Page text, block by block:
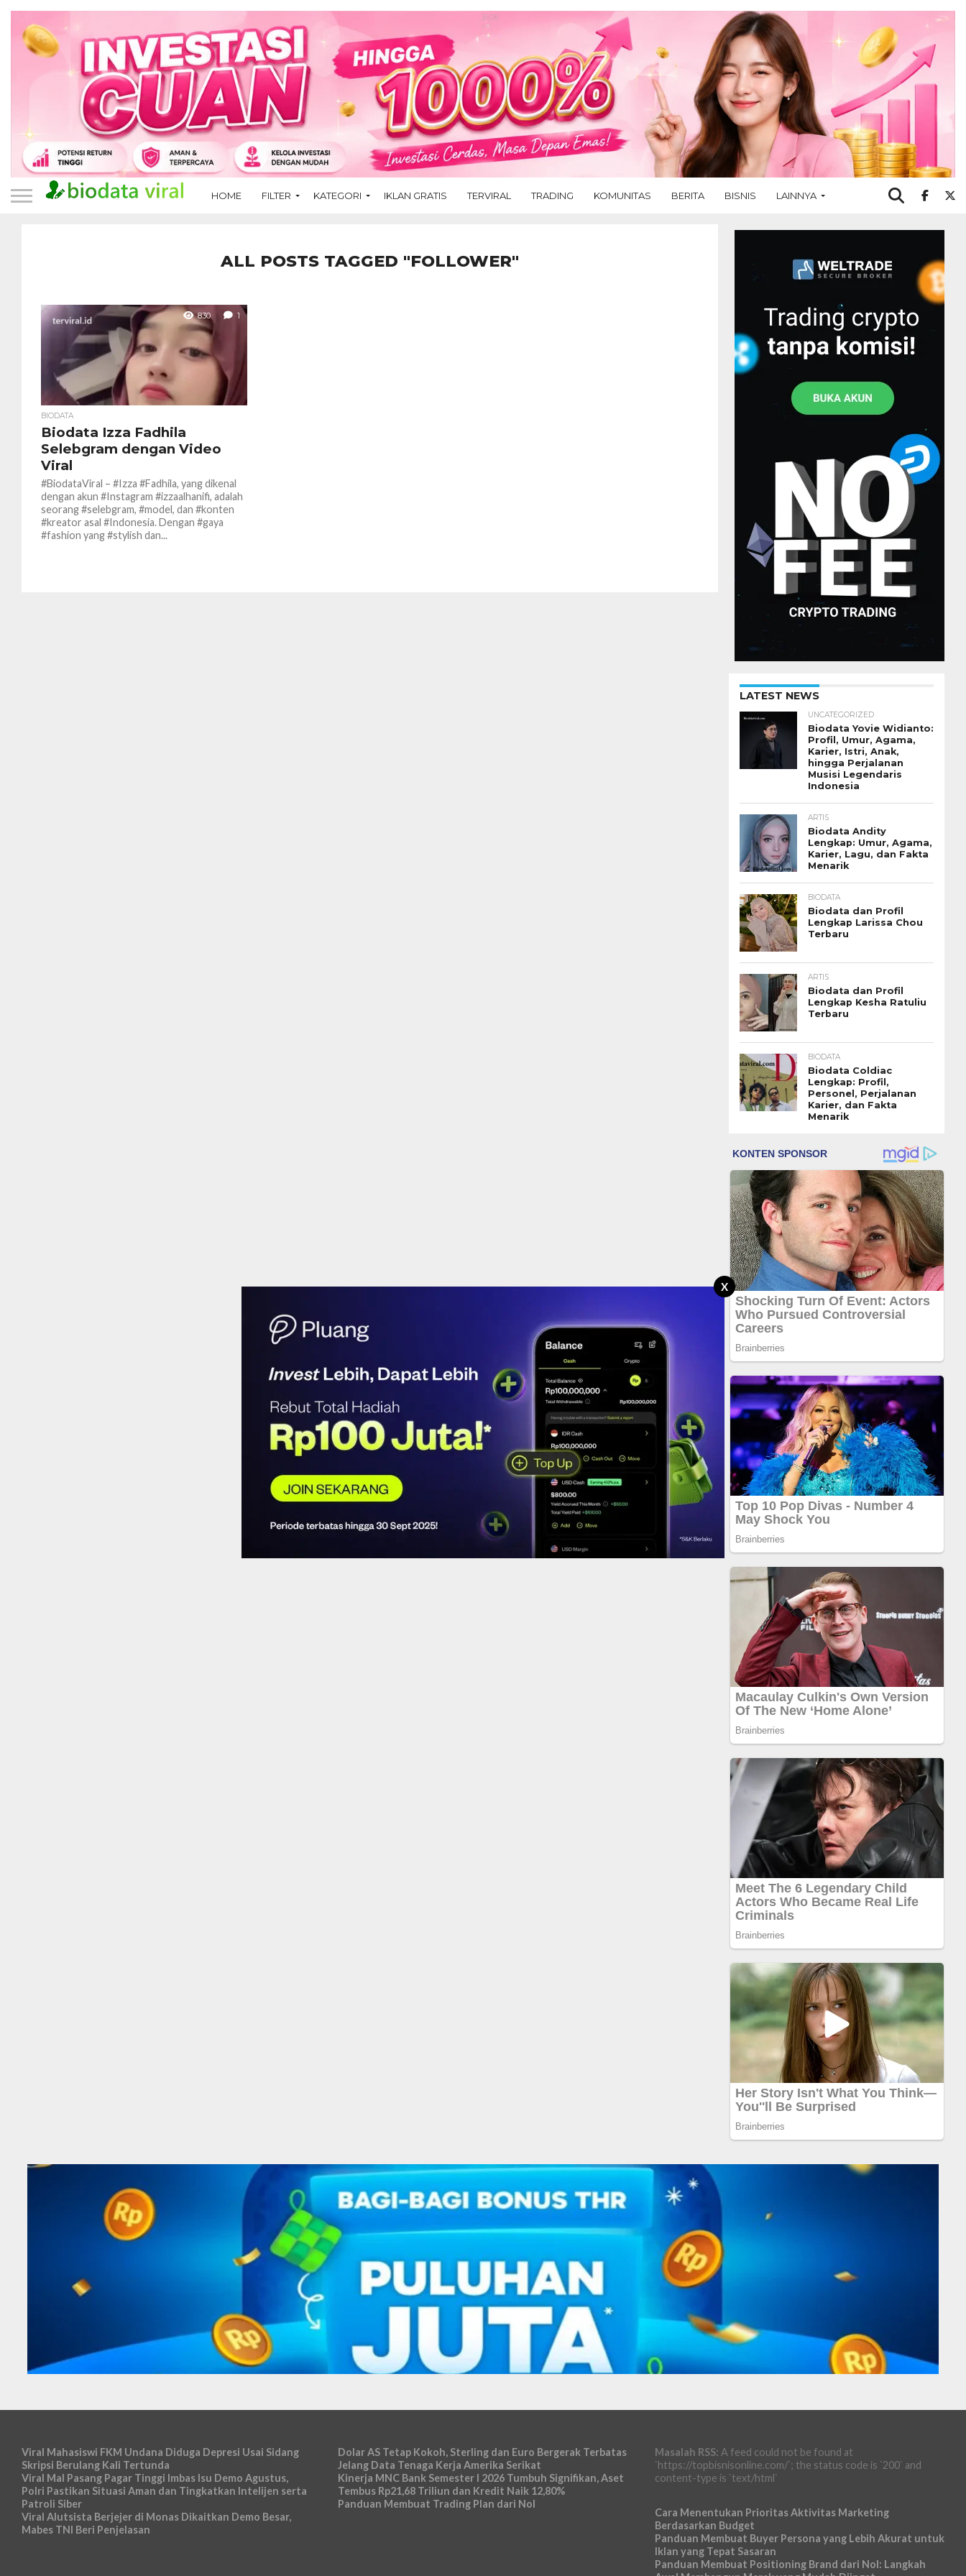
X
HOME FILTER KATEGORI IKLAN GRATIS TERVIRAL TRADING KOMUNITAS BERITA BISNIS LAINNYA
ALL POSTS TAGGED "FOLLOWER"
830 1
BIODATA
Biodata Izza Fadhila
Selebgram dengan Video
Viral
#BiodataViral – #Izza #Fadhila, yang dikenal
dengan akun #Instagram #izzaalhanifi, adalah
seorang #selebgram, #model, dan #konten
#kreator asal #Indonesia. Dengan #gaya
#fashion yang #stylish dan...
LATEST NEWS
UNCATEGORIZED
Biodata Yovie Widianto:
Profil, Umur, Agama,
Karier, Istri, Anak,
hingga Perjalanan
Musisi Legendaris
Indonesia
ARTIS
Biodata Andity
Lengkap: Umur, Agama,
Karier, Lagu, dan Fakta
Menarik
BIODATA
Biodata dan Profil
Lengkap Larissa Chou
Terbaru
ARTIS
Biodata dan Profil
Lengkap Kesha Ratuliu
Terbaru
BIODATA
Biodata Coldiac
Lengkap: Profil,
Personel, Perjalanan
Karier, dan Fakta
Menarik
Viral Mahasiswi FKM Undana Diduga Depresi Usai Sidang
Skripsi Berulang Kali Tertunda
Viral Mal Pasang Pagar Tinggi Imbas Isu Demo Agustus,
Polri Pastikan Situasi Aman dan Tingkatkan Intelijen serta
Patroli Siber
Viral Alutsista Berjejer di Monas Dikaitkan Demo Besar,
Mabes TNI Beri Penjelasan
Dolar AS Tetap Kokoh, Sterling dan Euro Bergerak Terbatas
Jelang Data Tenaga Kerja Amerika Serikat
Kinerja MNC Bank Semester I 2026 Tumbuh Signifikan, Aset
Tembus Rp21,68 Triliun dan Kredit Naik 12,80%
Panduan Membuat Trading Plan dari Nol
Masalah RSS: A feed could not be found at
`https://topbisnisonline.com/`; the status code is `200` and
content-type is `text/html`
Cara Menentukan Prioritas Aktivitas Marketing
Berdasarkan Budget
Panduan Membuat Buyer Persona yang Lebih Akurat untuk
Iklan yang Tepat Sasaran
Panduan Membuat Positioning Brand dari Nol: Langkah